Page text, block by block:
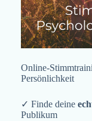
Online-
Persönlichkeit
✓ Finde deine
Publikum